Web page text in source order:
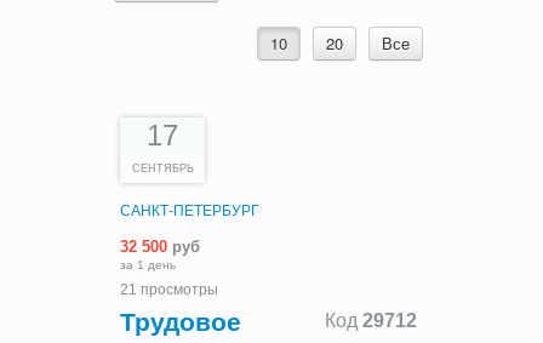
10 20 Все
17
СЕНТЯБРЬ
САНКТ-ПЕТЕРБУРГ
32 500 руб
за 1 день
21 просмотры
Код 29712
Трудовое